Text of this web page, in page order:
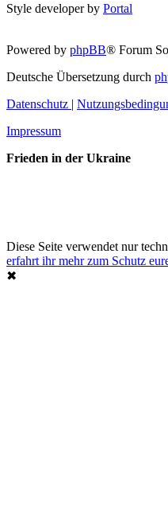
Style developer by Portal
Powered by phpBB® Forum
Deutsche Übersetzung durch
Datenschutz |
Impressum
Frieden in der Ukraine
Diese Seite verwendet nur
erfahrt ihr mehr zum Schutz
✖